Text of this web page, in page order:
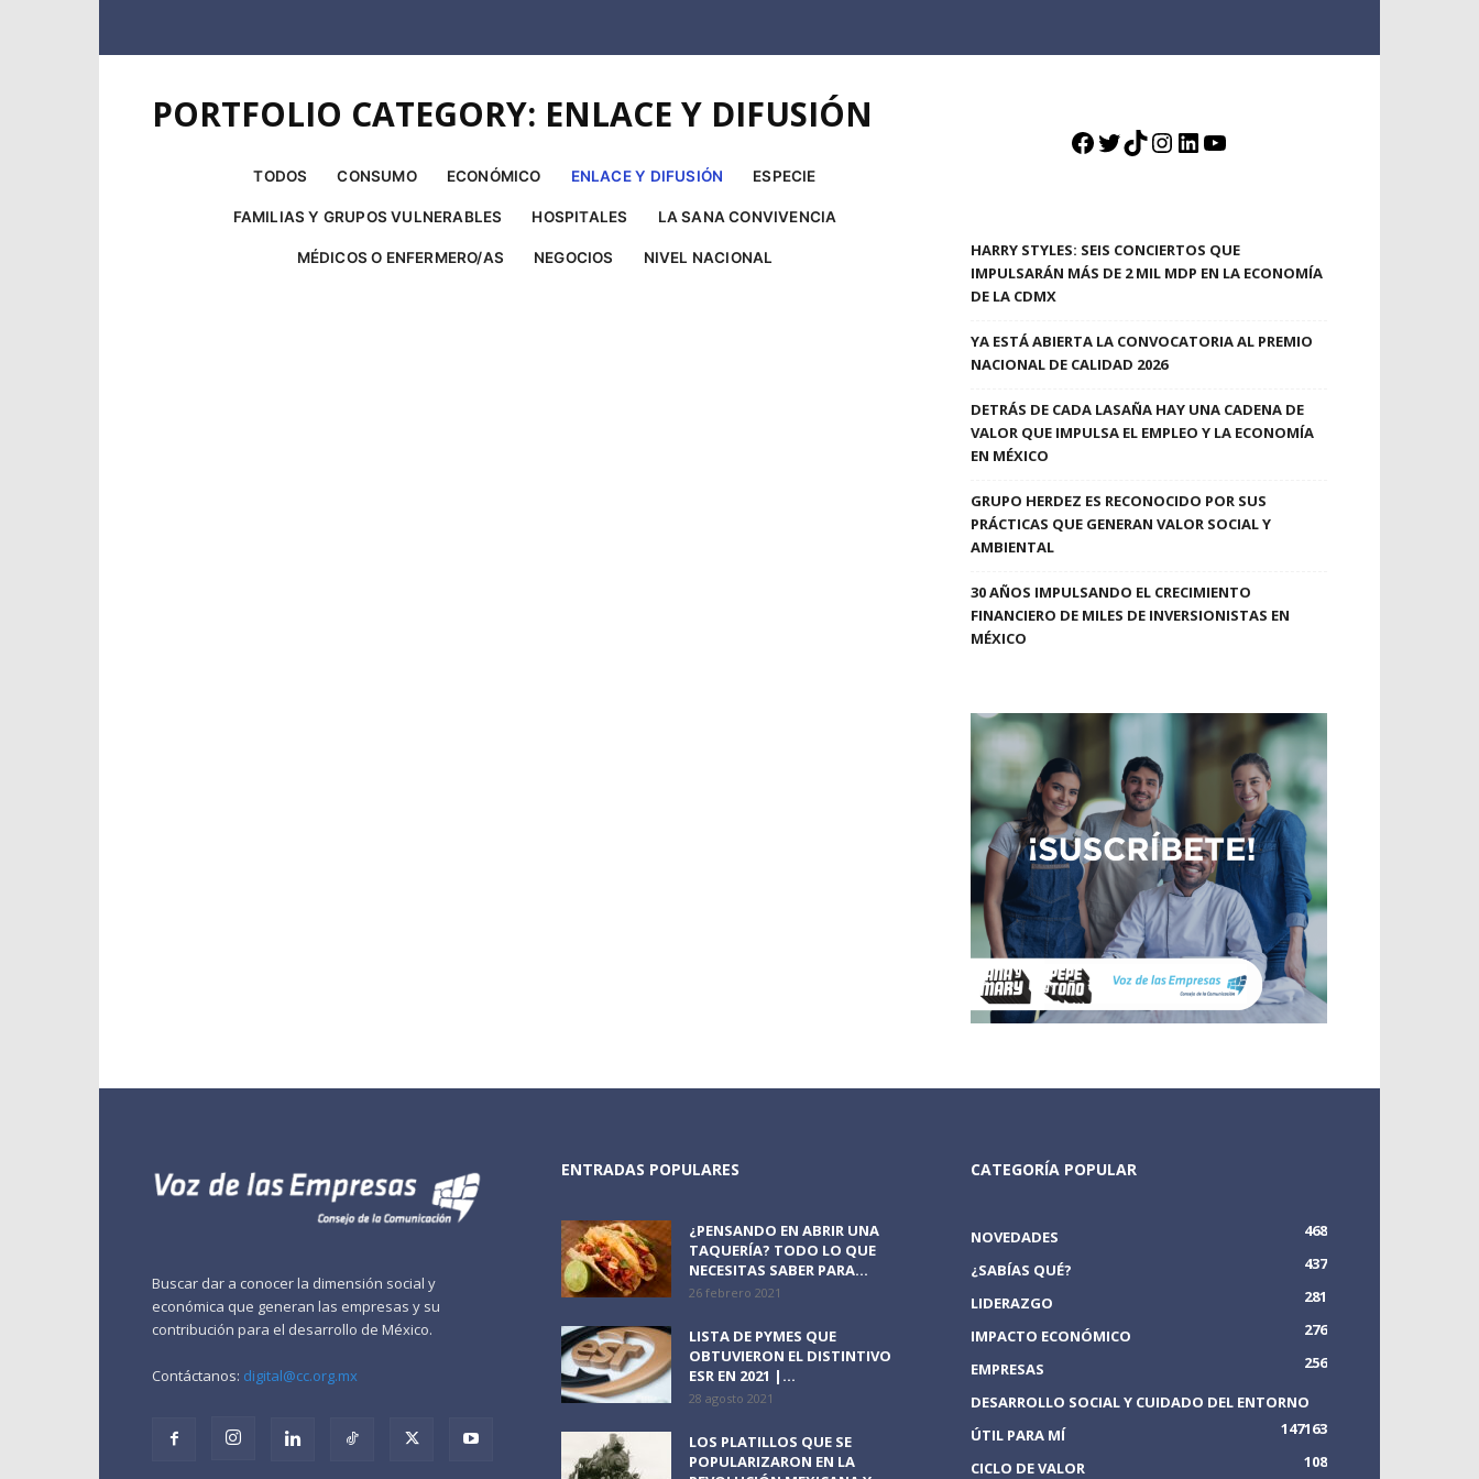
PORTFOLIO CATEGORY: ENLACE Y DIFUSIÓN
TODOS CONSUMO ECONÓMICO ENLACE Y DIFUSIÓN ESPECIE
FAMILIAS Y GRUPOS VULNERABLES HOSPITALES LA SANA CONVIVENCIA
MÉDICOS O ENFERMERO/AS NEGOCIOS NIVEL NACIONAL
Facebook
Twitter
TikTok
Instagram
LinkedIn
YouTube
HARRY STYLES: SEIS CONCIERTOS QUE
IMPULSARÁN MÁS DE 2 MIL MDP EN LA ECONOMÍA
DE LA CDMX
YA ESTÁ ABIERTA LA CONVOCATORIA AL PREMIO
NACIONAL DE CALIDAD 2026
DETRÁS DE CADA LASAÑA HAY UNA CADENA DE
VALOR QUE IMPULSA EL EMPLEO Y LA ECONOMÍA
EN MÉXICO
GRUPO HERDEZ ES RECONOCIDO POR SUS
PRÁCTICAS QUE GENERAN VALOR SOCIAL Y
AMBIENTAL
30 AÑOS IMPULSANDO EL CRECIMIENTO
FINANCIERO DE MILES DE INVERSIONISTAS EN
MÉXICO
Buscar dar a conocer la dimensión social y
económica que generan las empresas y su
contribución para el desarrollo de México.
Contáctanos: digital@cc.org.mx
ENTRADAS POPULARES
¿PENSANDO EN ABRIR UNA
TAQUERÍA? TODO LO QUE
NECESITAS SABER PARA...
26 febrero 2021
LISTA DE PYMES QUE
OBTUVIERON EL DISTINTIVO
ESR EN 2021 |...
28 agosto 2021
LOS PLATILLOS QUE SE
POPULARIZARON EN LA
CATEGORÍA POPULAR
NOVEDADES
468
¿SABÍAS QUÉ?
437
LIDERAZGO
281
IMPACTO ECONÓMICO
276
EMPRESAS
256
DESARROLLO SOCIAL Y CUIDADO DEL ENTORNO
163
ÚTIL PARA MÍ
147
CICLO DE VALOR
108